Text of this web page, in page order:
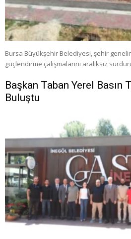
Bursa Büyükşehir Belediyesi, şehir
güçlendirme çalışmalarını aralıksız
Başkan Taban Yerel
Buluştu